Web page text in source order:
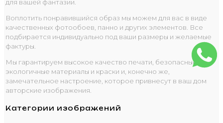
для вашей фантазии.
Воплотить понравившийся образ мы можем для вас в виде
качественных фотообоев, панно и других элементов. Все
подбирается индивидуально под ваши размеры и желаемые
фактуры.
Мы гарантируем высокое качество печати, безопасные
экологичные материалы и краски и, конечно же,
замечательное настроение, которое привнесут в ваш дом
авторские изображения.
Категории изображений